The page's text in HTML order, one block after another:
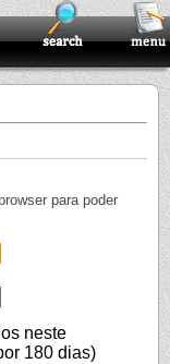
para poder
neste
180 dias)